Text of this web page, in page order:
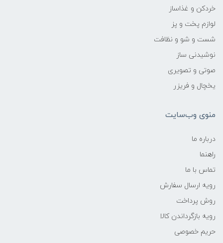
خردکن و غذاساز
لوازم پخت و پز
شست و شو و نظافت
نوشیدنی ساز
صوتی و تصویری
یخچال و فریزر
منوی وب‌سایت
درباره ما
راهنما
تماس با ما
رویه ارسال سفارش
روش پرداخت
رویه‌ بازگرداندن کالا
حریم خصوصی